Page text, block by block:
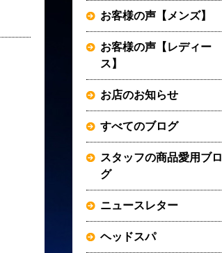
お客様の声【メンズ】
お客様の声【レディー
ス】
お店のお知らせ
すべてのブログ
スタッフの商品愛用ブロ
グ
ニュースレター
ヘッドスパ